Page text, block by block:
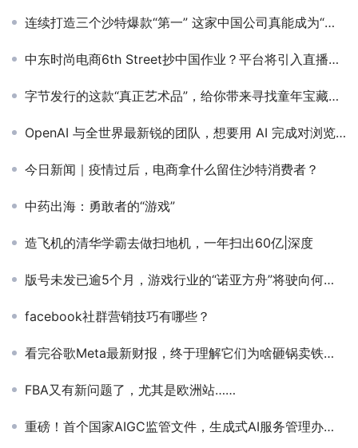
连续打造三个沙特爆款“第一” 这家中国公司真能成为“下一个TikTok”吗？
中东时尚电商6th Street抄中国作业？平台将引入直播带货
字节发行的这款“真正艺术品”，给你带来寻找童年宝藏那最初的感动
OpenAI 与全世界最新锐的团队，想要用 AI 完成对浏览器的「复兴」
今日新闻｜疫情过后，电商拿什么留住沙特消费者？
中药出海：勇敢者的“游戏”
造飞机的清华学霸去做扫地机，一年扫出60亿|深度
版号未发已逾5个月，游戏行业的“诺亚方舟”将驶向何方？
facebook社群营销技巧有哪些？
看完谷歌Meta最新财报，终于理解它们为啥砸锅卖铁干AI了
FBA又有新问题了，尤其是欧洲站……
重磅！首个国家AIGC监管文件，生成式AI服务管理办法公布征求意见稿